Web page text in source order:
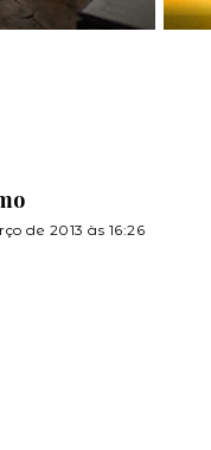
de 2013 às 16:26